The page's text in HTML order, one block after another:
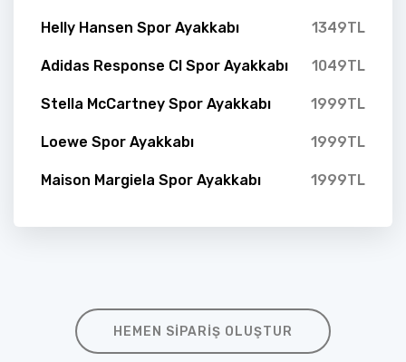
Helly Hansen Spor Ayakkabı 1349TL
Adidas Response Cl Spor Ayakkabı 1049TL
Stella McCartney Spor Ayakkabı 1999TL
Loewe Spor Ayakkabı 1999TL
Maison Margiela Spor Ayakkabı 1999TL
HEMEN SIPARIŞ OLUŞTUR